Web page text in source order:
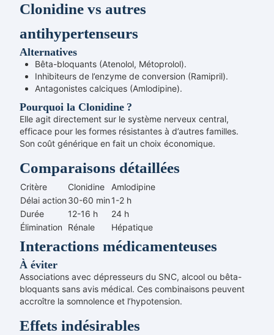
Clonidine vs autres
antihypertenseurs
Alternatives
Bêta-bloquants (Atenolol, Métoprolol).
Inhibiteurs de l’enzyme de conversion (Ramipril).
Antagonistes calciques (Amlodipine).
Pourquoi la Clonidine ?
Elle agit directement sur le système nerveux central,
efficace pour les formes résistantes à d’autres familles.
Son coût générique en fait un choix économique.
Comparaisons détaillées
Critère Clonidine
Amlodipine
Délai action 30-60 min 1-2 h
Durée
12-16 h
24 h
Élimination
Rénale Hépatique
Interactions médicamenteuses
À éviter
Associations avec dépresseurs du SNC, alcool ou bêta-
bloquants sans avis médical. Ces combinaisons peuvent
accroître la somnolence et l’hypotension.
Effets indésirables